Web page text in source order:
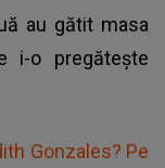
au gătit masa
i-o pregătește
Gonzales? Pe